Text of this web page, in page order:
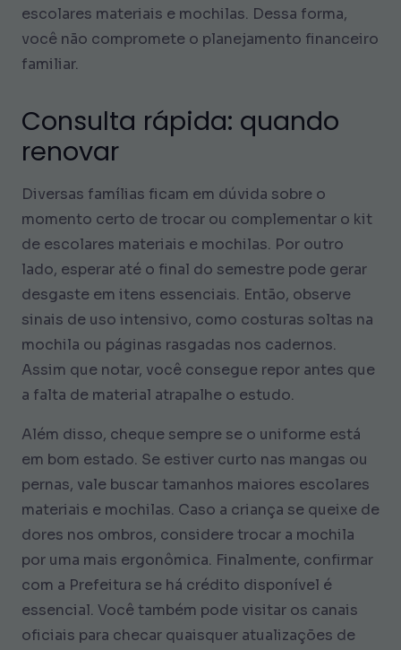
escolares materiais e mochilas. Dessa forma,
você não compromete o planejamento financeiro
familiar.
Consulta rápida: quando
renovar
Diversas famílias ficam em dúvida sobre o
momento certo de trocar ou complementar o kit
de escolares materiais e mochilas. Por outro
lado, esperar até o final do semestre pode gerar
desgaste em itens essenciais. Então, observe
sinais de uso intensivo, como costuras soltas na
mochila ou páginas rasgadas nos cadernos.
Assim que notar, você consegue repor antes que
a falta de material atrapalhe o estudo.
Além disso, cheque sempre se o uniforme está
em bom estado. Se estiver curto nas mangas ou
pernas, vale buscar tamanhos maiores escolares
materiais e mochilas. Caso a criança se queixe de
dores nos ombros, considere trocar a mochila
por uma mais ergonômica. Finalmente, confirmar
com a Prefeitura se há crédito disponível é
essencial. Você também pode visitar os canais
oficiais para checar quaisquer atualizações de